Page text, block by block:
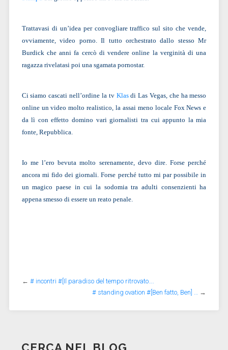
Trattavasi di un’idea per convogliare traffico sul sito che vende,
ovviamente, video porno. Il tutto orchestrato dallo stesso Mr
Burdick che anni fa cercò di vendere online la verginità di una
ragazza rivelatasi poi una sgamata pornostar.
Ci siamo cascati nell’ordine la tv Klasdi Las Vegas, che ha messo
online un video molto realistico, la assai meno locale Fox News e
da lì con effetto domino vari giornalisti tra cui appunto la mia
fonte, Repubblica.
Io me l’ero bevuta molto serenamente, devo dire. Forse perché
ancora mi fido dei giornali. Forse perché tutto mi par possibile in
un magico paese in cui la sodomia tra adulti consenzienti ha
appena smesso di essere un reato penale.
← # incontri #[Il paradiso del tempo ritrovato….
# standing ovation #[Ben fatto, Ben] … →